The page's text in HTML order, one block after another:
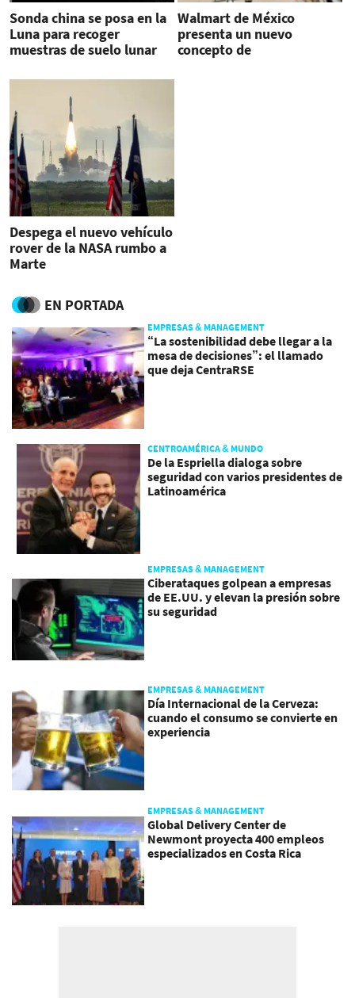
Sonda china se posa en la
Luna para recoger
muestras de suelo lunar
Walmart de México
presenta un nuevo
concepto de
Despega el nuevo vehículo
rover de la NASA rumbo a
Marte
EN PORTADA
EMPRESAS & MANAGEMENT
“La sostenibilidad debe llegar a la
mesa de decisiones”: el llamado
que deja CentraRSE
CENTROAMÉRICA & MUNDO
De la Espriella dialoga sobre
seguridad con varios presidentes de
Latinoamérica
EMPRESAS & MANAGEMENT
Ciberataques golpean a empresas
de EE.UU. y elevan la presión sobre
su seguridad
EMPRESAS & MANAGEMENT
Día Internacional de la Cerveza:
cuando el consumo se convierte en
experiencia
EMPRESAS & MANAGEMENT
Global Delivery Center de
Newmont proyecta 400 empleos
especializados en Costa Rica